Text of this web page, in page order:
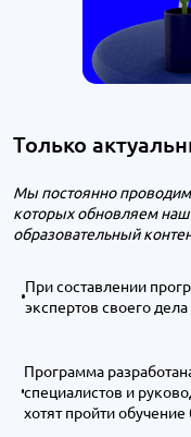
Только
Мы постоянно проводим
которых обновляем
образовательный
При составлении
экспертов своего
Программа
специалистов и
хотят пройти